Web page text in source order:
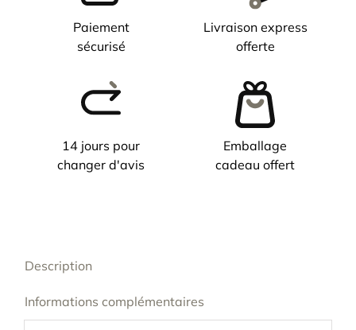
Paiement
sécurisé
Livraison express
offerte
14 jours pour
changer d'avis
Emballage
cadeau offert
Description
Informations complémentaires